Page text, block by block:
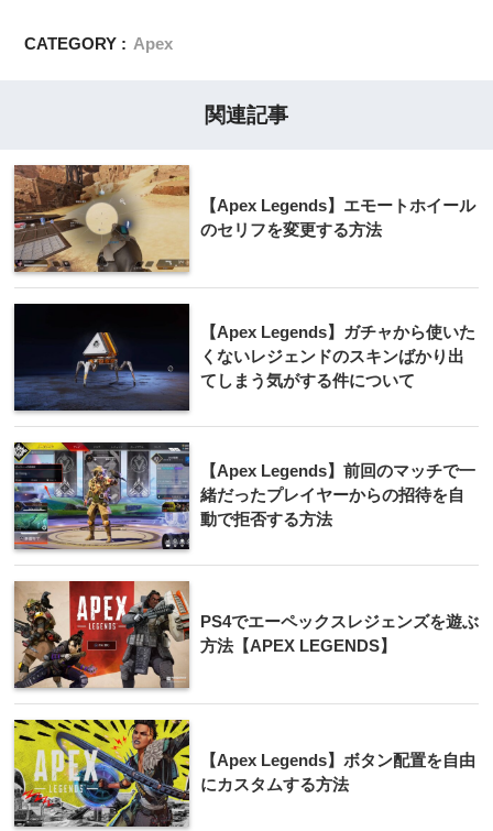
CATEGORY : Apex
関連記事
【Apex Legends】エモートホイール
のセリフを変更する方法
【Apex Legends】ガチャから使いた
くないレジェンドのスキンばかり出
てしまう気がする件について
【Apex Legends】前回のマッチで一
緒だったプレイヤーからの招待を自
動で拒否する方法
PS4でエーペックスレジェンズを遊ぶ
方法【APEX LEGENDS】
【Apex Legends】ボタン配置を自由
にカスタムする方法